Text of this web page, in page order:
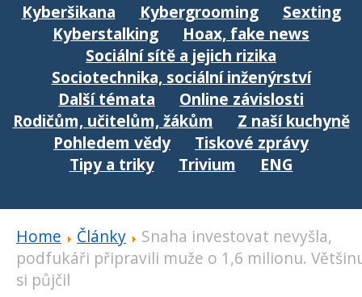
Kyberšikana Kybergrooming
Sexting
Kyberstalking
Hoax, fake news
Sociální sítě a jejich rizika
Sociotechnika, sociální inženýrství
Další témata
Online závislosti
Rodičům, učitelům, žákům
Z naší kuchyně
Pohledem vědy
Tiskové zprávy
Tipy a triky
Trivium ENG
Home Články
Snaha investovat nevyšla,
podfukáři připravili muže o 1,6 milionu.
si půjčil